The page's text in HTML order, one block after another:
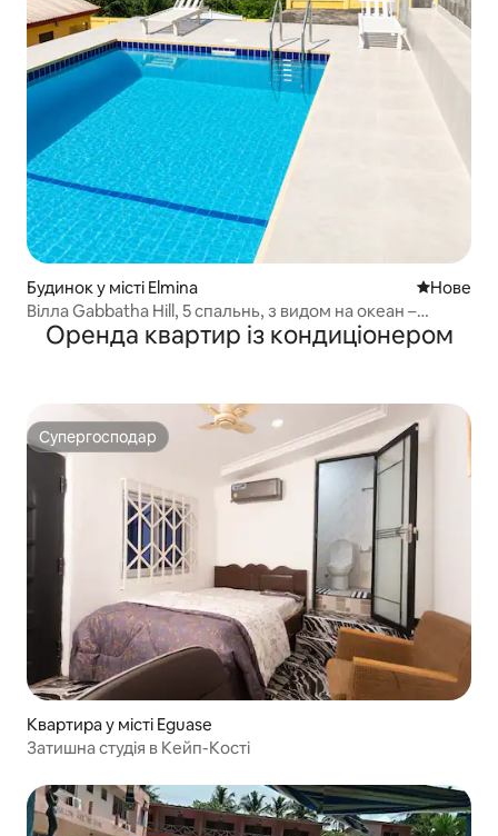
Будинок у місті Elmina Нове
Нове
Вілла Gabbatha Hill, 5 спальнь, з видом на океан –
Ельміна, Гана
Оренда квартир із кондиціонером
Супергосподар
Супергосподар
Квартира у місті Eguase
Затишна студія в Кейп-Кості